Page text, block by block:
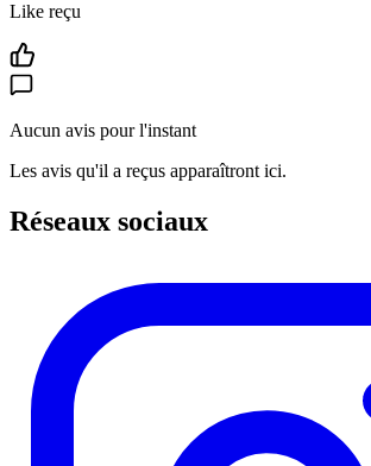
Like reçu
Aucun avis pour l'instant
Les avis qu'il a reçus apparaîtront ici.
Réseaux sociaux